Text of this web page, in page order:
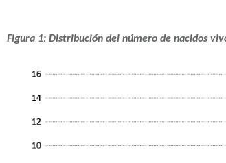
Figura 1: Distribución del número de nacidos